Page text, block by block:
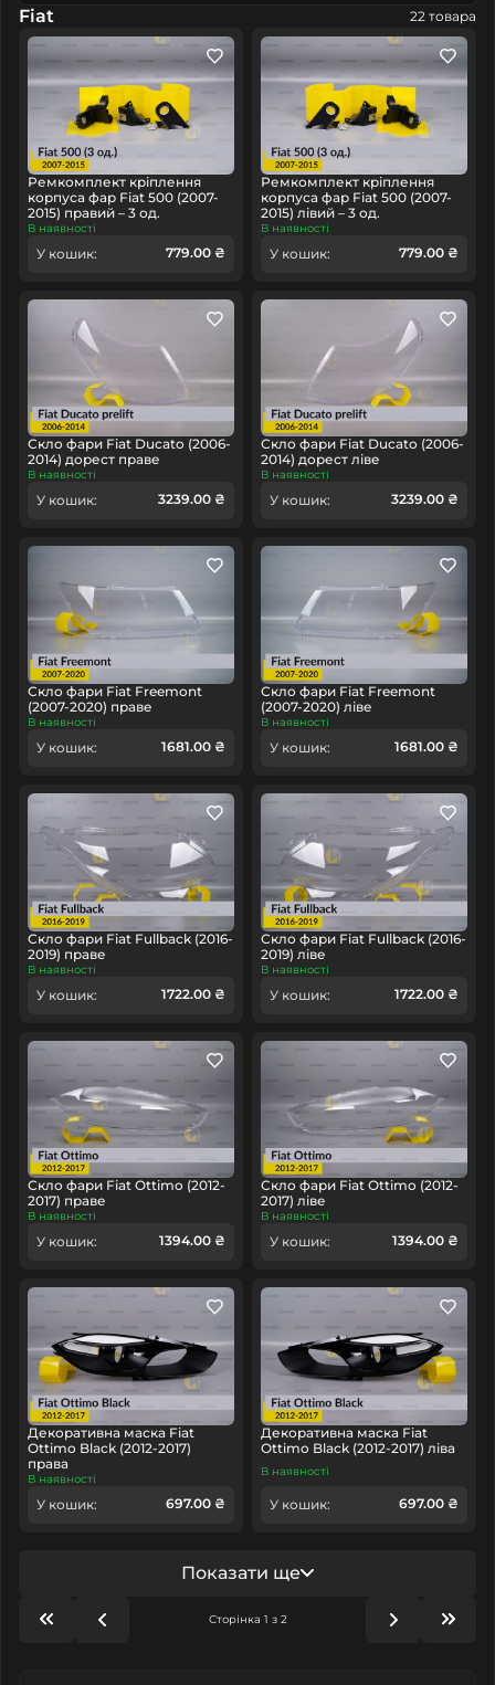
Fiat 22 товара
Ремкомплект кріплення
корпуса фар Fiat 500 (2007-
2015) правий – 3 од.
В наявності
У кошик: 779.00 ₴
Ремкомплект кріплення
корпуса фар Fiat 500 (2007-
2015) лівий – 3 од.
В наявності
У кошик: 779.00 ₴
Скло фари Fiat Ducato (2006-
2014) дорест праве
В наявності
У кошик: 3239.00 ₴
Скло фари Fiat Ducato (2006-
2014) дорест ліве
В наявності
У кошик: 3239.00 ₴
Скло фари Fiat Freemont
(2007-2020) праве
В наявності
У кошик: 1681.00 ₴
Скло фари Fiat Freemont
(2007-2020) ліве
В наявності
У кошик: 1681.00 ₴
Скло фари Fiat Fullback (2016-
2019) праве
В наявності
У кошик: 1722.00 ₴
Скло фари Fiat Fullback (2016-
2019) ліве
В наявності
У кошик: 1722.00 ₴
Скло фари Fiat Ottimo (2012-
2017) праве
В наявності
У кошик: 1394.00 ₴
Скло фари Fiat Ottimo (2012-
2017) ліве
В наявності
У кошик: 1394.00 ₴
Декоративна маска Fiat
Ottimo Black (2012-2017)
права
В наявності
У кошик: 697.00 ₴
Декоративна маска Fiat
Ottimo Black (2012-2017) ліва
В наявності
У кошик: 697.00 ₴
Показати ще
Сторінка 1 з 2